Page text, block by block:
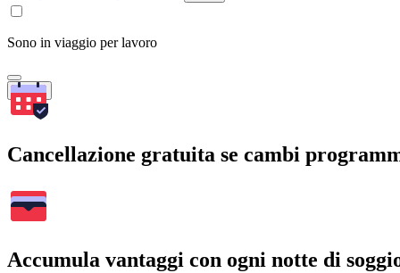
Sono in viaggio per lavoro
Cerca
Cancellazione gratuita se cambi
Accumula vantaggi con ogni notte di